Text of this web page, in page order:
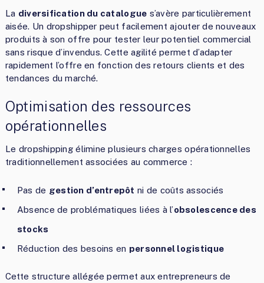
La diversification du catalogue s’avère particulièrement
aisée. Un dropshipper peut facilement ajouter de nouveaux
produits à son offre pour tester leur potentiel commercial
sans risque d’invendus. Cette agilité permet d’adapter
rapidement l’offre en fonction des retours clients et des
tendances du marché.
Optimisation des ressources
opérationnelles
Le dropshipping élimine plusieurs charges opérationnelles
traditionnellement associées au commerce :
Pas de gestion d’entrepôt ni de coûts associés
Absence de problématiques liées à l’obsolescence des
stocks
Réduction des besoins en personnel logistique
Cette structure allégée permet aux entrepreneurs de